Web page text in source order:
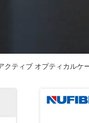
クティブ オプティカル